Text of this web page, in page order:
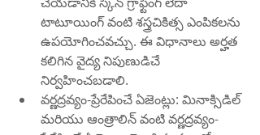
టాటూయింగ్ వంటి శస్త్రచికిత్స ఎంపికలను
ఉపయోగించవచ్చు. ఈ విధానాలు అర్హత
కలిగిన వైద్య నిపుణుడిచే
నిర్వహించబడాలి.
వర్ణద్రవ్యం-ప్రేరేపించే ఏజెంట్లు: మినాక్సిడిల్
మరియు ఆంత్రాలిన్ వంటి వర్ణద్రవ్యం-